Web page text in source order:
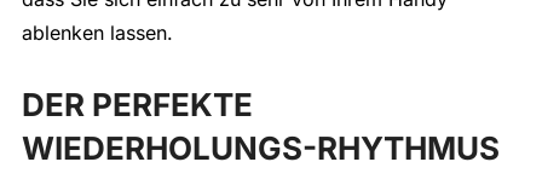
ablenken lassen.
DER PERFEKTE
WIEDERHOLUNGS-RHYTHMUS